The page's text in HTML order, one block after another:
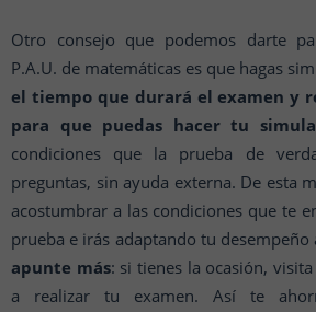
Otro consejo que podemos darte
P.A.U. de matemáticas es que hagas
el tiempo que durará el examen y
para que puedas hacer tu
condiciones que la prueba de
preguntas, sin ayuda externa. De esta
acostumbrar a las condiciones que te
prueba e irás adaptando tu desempeño
apunte más: si tienes la ocasión,
a realizar tu examen. Así te